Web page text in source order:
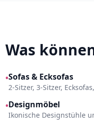
Was
•Sofas & Ecksofas
2-Sitzer, 3-Sitzer,
•Designmöbel
Ikonische Designstühle